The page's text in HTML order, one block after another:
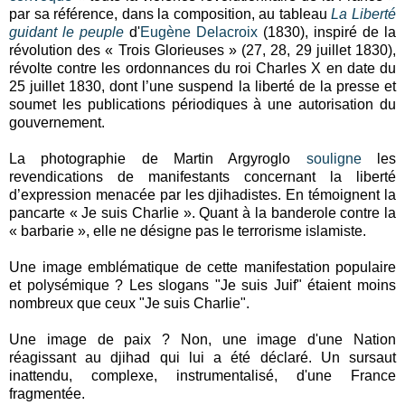
par sa référence, dans la composition, au tableauLa Liberté
guidant le peuple d'Eugène Delacroix (1830), inspiré de la
révolution des « Trois Glorieuses » (27, 28, 29 juillet 1830),
révolte contre les ordonnances du roi Charles X en date du
25 juillet 1830, dont l’une suspend la liberté de la presse et
soumet les publications périodiques à une autorisation du
gouvernement.
La photographie de Martin Argyroglo souligneles
revendications de manifestants concernant la liberté
d’expression menacée par les djihadistes. En témoignent la
pancarte « Je suis Charlie ». Quant à la banderole contre la
« barbarie », elle ne désigne pas le terrorisme islamiste.
Une image emblématique de cette manifestation populaire
et polysémique ? Les slogans "Je suis Juif" étaient moins
nombreux que ceux "Je suis Charlie".
Une image de paix ? Non, une image d'une Nation
réagissant au djihad qui lui a été déclaré. Un sursaut
inattendu, complexe, instrumentalisé, d'une France
fragmentée.